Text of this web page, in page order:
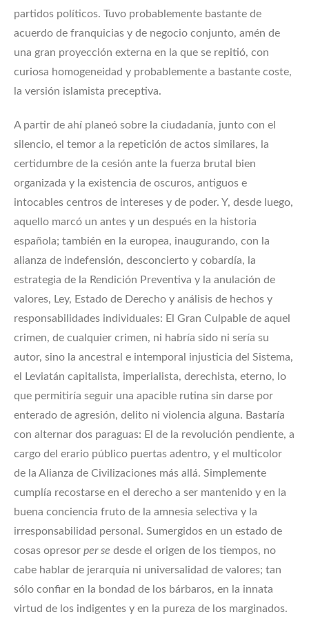
partidos políticos. Tuvo probablemente bastante de
acuerdo de franquicias y de negocio conjunto, amén de
una gran proyección externa en la que se repitió, con
curiosa homogeneidad y probablemente a bastante coste,
la versión islamista preceptiva.
A partir de ahí planeó sobre la ciudadanía, junto con el
silencio, el temor a la repetición de actos similares, la
certidumbre de la cesión ante la fuerza brutal bien
organizada y la existencia de oscuros, antiguos e
intocables centros de intereses y de poder. Y, desde luego,
aquello marcó un antes y un después en la historia
española; también en la europea, inaugurando, con la
alianza de indefensión, desconcierto y cobardía, la
estrategia de la Rendición Preventiva y la anulación de
valores, Ley, Estado de Derecho y análisis de hechos y
responsabilidades individuales: El Gran Culpable de aquel
crimen, de cualquier crimen, ni habría sido ni sería su
autor, sino la ancestral e intemporal injusticia del Sistema,
el Leviatán capitalista, imperialista, derechista, eterno, lo
que permitiría seguir una apacible rutina sin darse por
enterado de agresión, delito ni violencia alguna. Bastaría
con alternar dos paraguas: El de la revolución pendiente, a
cargo del erario público puertas adentro, y el multicolor
de la Alianza de Civilizaciones más allá. Simplemente
cumplía recostarse en el derecho a ser mantenido y en la
buena conciencia fruto de la amnesia selectiva y la
irresponsabilidad personal. Sumergidos en un estado de
cosas opresor per se desde el origen de los tiempos, no
cabe hablar de jerarquía ni universalidad de valores; tan
sólo confiar en la bondad de los bárbaros, en la innata
virtud de los indigentes y en la pureza de los marginados.